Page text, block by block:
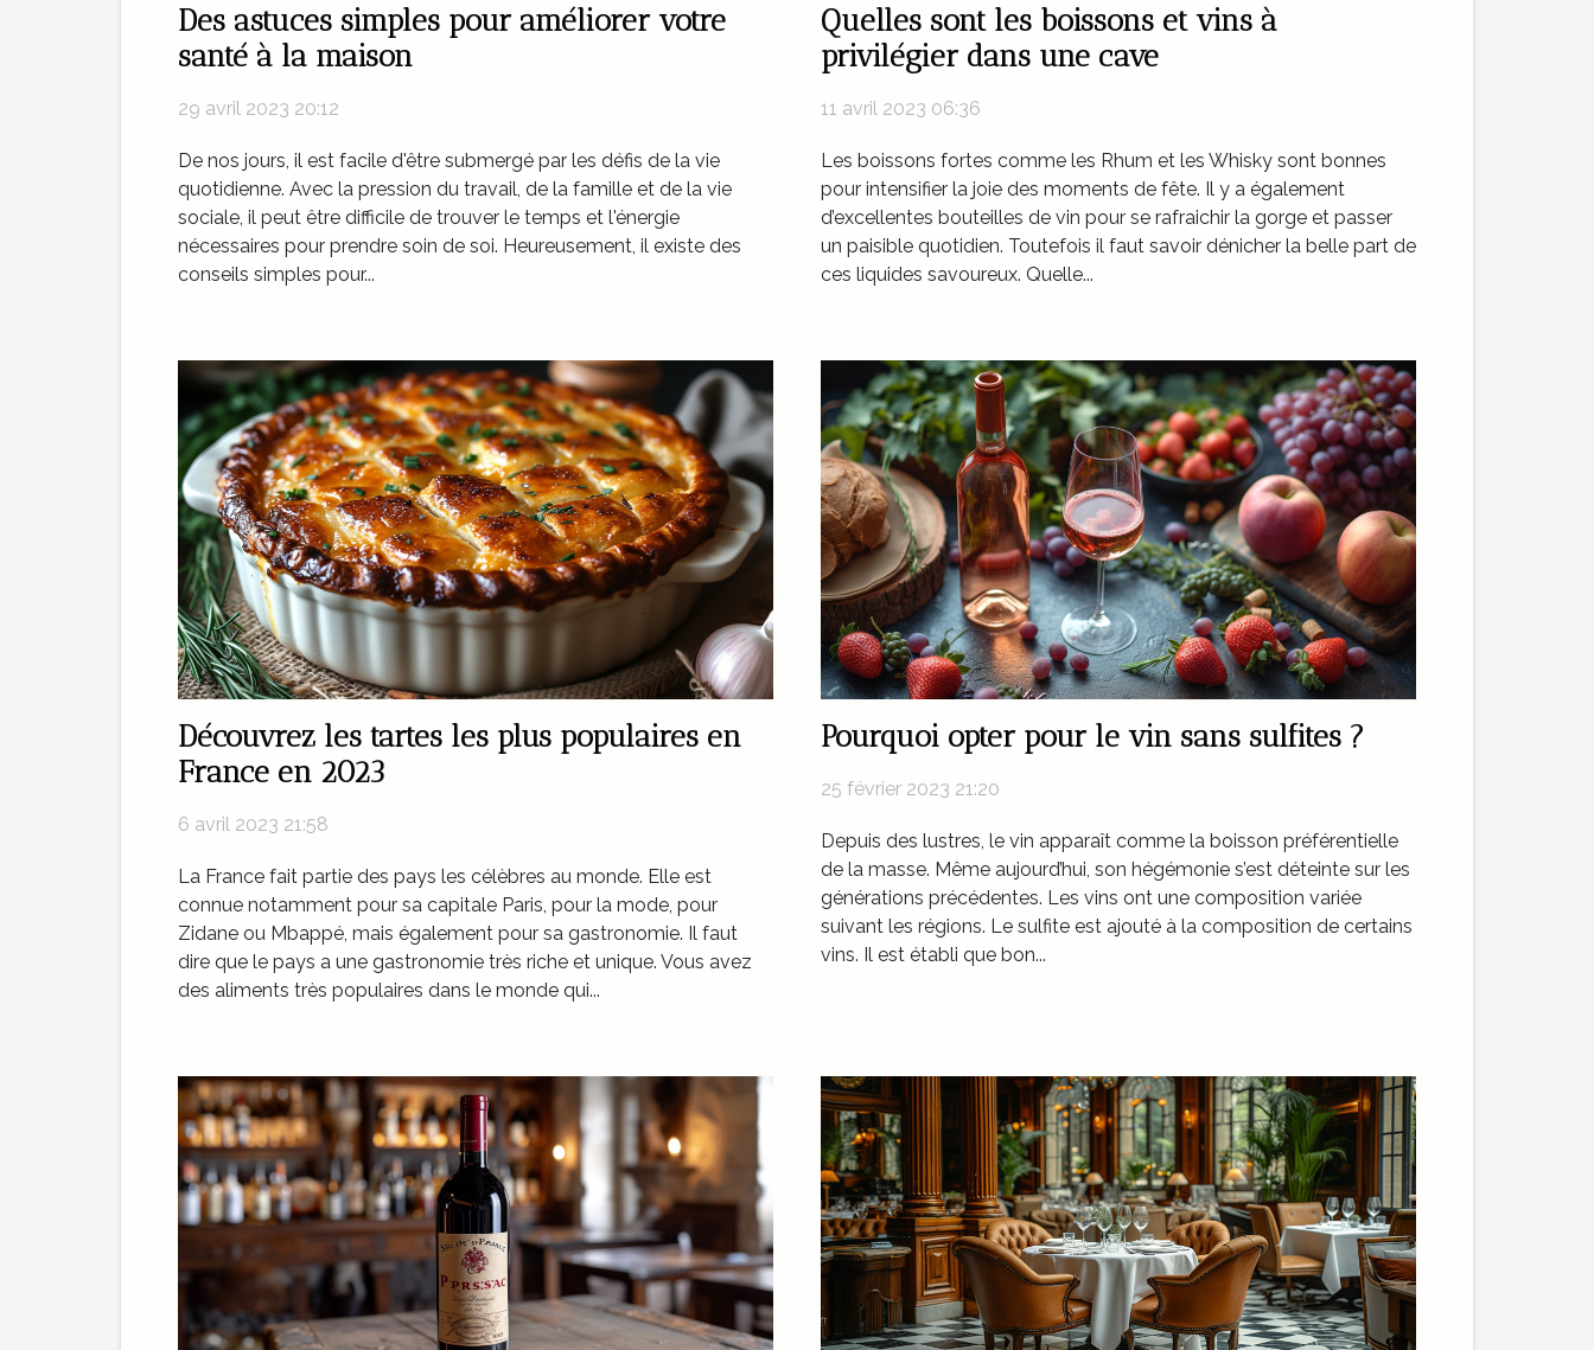
Des astuces simples pour améliorer votre
santé à la maison
29 avril 2023 20:12
De nos jours, il est facile d'être submergé par les défis de la vie
quotidienne. Avec la pression du travail, de la famille et de la vie
sociale, il peut être difficile de trouver le temps et l'énergie
nécessaires pour prendre soin de soi. Heureusement, il existe des
conseils simples pour...
Quelles sont les boissons et vins à
privilégier dans une cave
11 avril 2023 06:36
Les boissons fortes comme les Rhum et les Whisky sont bonnes
pour intensifier la joie des moments de fête. Il y a également
d’excellentes bouteilles de vin pour se rafraichir la gorge et passer
un paisible quotidien. Toutefois il faut savoir dénicher la belle part de
ces liquides savoureux. Quelle...
Découvrez les tartes les plus populaires en
France en 2023
6 avril 2023 21:58
La France fait partie des pays les célèbres au monde. Elle est
connue notamment pour sa capitale Paris, pour la mode, pour
Zidane ou Mbappé, mais également pour sa gastronomie. Il faut
dire que le pays a une gastronomie très riche et unique. Vous avez
des aliments très populaires dans le monde qui...
Pourquoi opter pour le vin sans sulfites ?
25 février 2023 21:20
Depuis des lustres, le vin apparaît comme la boisson préférentielle
de la masse. Même aujourd’hui, son hégémonie s’est déteinte sur les
générations précédentes. Les vins ont une composition variée
suivant les régions. Le sulfite est ajouté à la composition de certains
vins. Il est établi que bon...